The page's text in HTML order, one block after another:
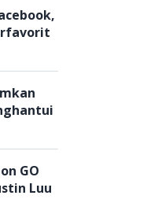
GO
Luu